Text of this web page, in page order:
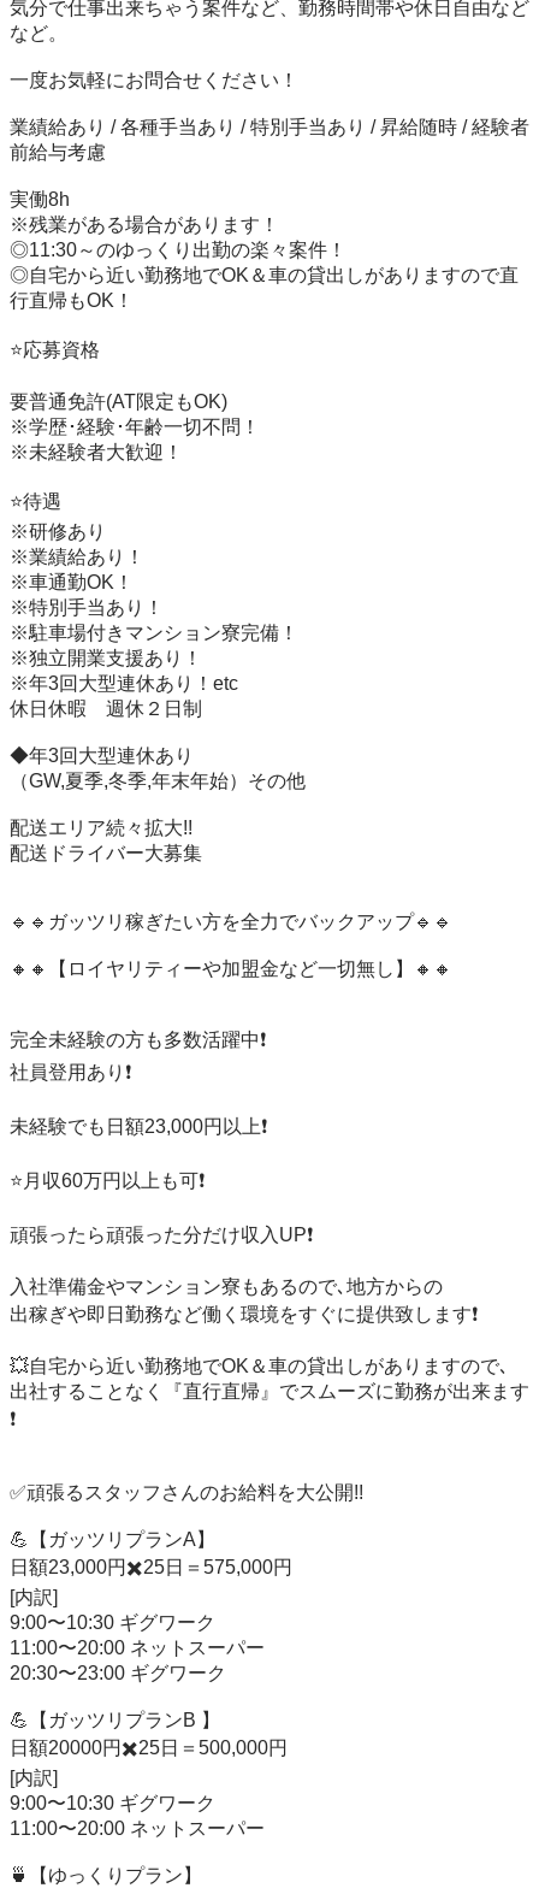
気分で仕事出来ちゃう案件など、勤務時間帯や休日自由など
など。
一度お気軽にお問合せください！
業績給あり / 各種手当あり / 特別手当あり / 昇給随時 / 経験者
前給与考慮
実働8h
※残業がある場合があります！
◎11:30～のゆっくり出勤の楽々案件！
◎自宅から近い勤務地でOK＆車の貸出しがありますので直
行直帰もOK！
⭐️応募資格
要普通免許(AT限定もOK)
※学歴･経験･年齢一切不問！
※未経験者大歓迎！
⭐️待遇
※研修あり
※業績給あり！
※車通勤OK！
※特別手当あり！
※駐車場付きマンション寮完備！
※独立開業支援あり！
※年3回大型連休あり！etc
休日休暇　週休２日制
◆年3回大型連休あり
（GW,夏季,冬季,年末年始）その他
配送エリア続々拡大!!
配送ドライバー大募集
🔹🔹ガッツリ稼ぎたい方を全力でバックアップ🔹🔹
🔸🔸【ロイヤリティーや加盟金など一切無し】🔸🔸
完全未経験の方も多数活躍中❗️
社員登用あり❗️
未経験でも日額23,000円以上❗️
⭐️月収60万円以上も可❗️
頑張ったら頑張った分だけ収入UP❗️
入社準備金やマンション寮もあるので､地方からの
出稼ぎや即日勤務など働く環境をすぐに提供致します❗️
💥自宅から近い勤務地でOK＆車の貸出しがありますので､
出社することなく『直行直帰』でスムーズに勤務が出来ます
❗️
✅頑張るスタッフさんのお給料を大公開!!
💪【ガッツリプランA】
日額23,000円✖️25日＝575,000円
[内訳]
9:00〜10:30 ギグワーク
11:00〜20:00 ネットスーパー
20:30〜23:00 ギグワーク
💪【ガッツリプランB 】
日額20000円✖️25日＝500,000円
[内訳]
9:00〜10:30 ギグワーク
11:00〜20:00 ネットスーパー
🍵【ゆっくりプラン】